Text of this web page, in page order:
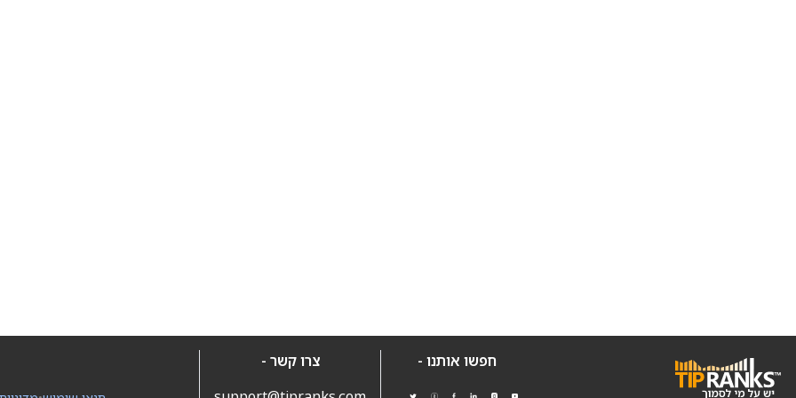
חפשו אותנו -
צרו קשר -